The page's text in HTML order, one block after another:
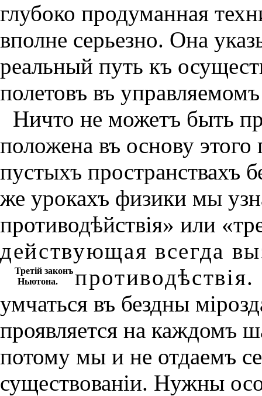
глубоко продуманная
вполне серьезно. Она
реальный путь къ
полетовъ въ
Ничто не можетъ быть
положена въ основу
пустыхъ пространствахъ
же урокахъ физики мы
противодѣйствiя» или
действующая всегда
противодѣствiя.
Третiй законъ
Ньютона.
умчаться въ бездны
проявляется на каждомъ
потому мы и не отдаемъ
существованiи. Нужны